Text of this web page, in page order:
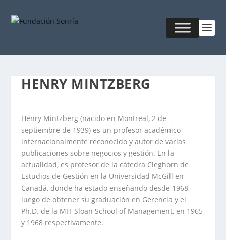
HENRY MINTZBERG
Henry Mintzberg (nacido en Montreal, 2 de
septiembre de 1939) es un profesor académico
internacionalmente reconocido y autor de varias
publicaciones sobre negocios y gestión. En la
actualidad, es profesor de la cátedra Cleghorn de
Estudios de Gestión en la Universidad McGill en
Canadá, donde ha estado enseñando desde 1968,
luego de obtener su graduación en Gerencia y el
Ph.D. de la MIT Sloan School of Management, en 1965
y 1968 respectivamente.